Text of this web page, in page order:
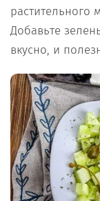
растительного
Добавьте
вкусно, и